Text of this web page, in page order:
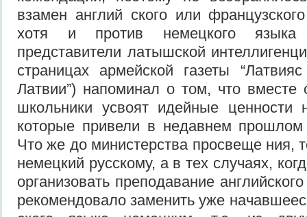
взамен англий ского или
хотя и против немецкого языка
представители латышской
страницах армейской газеты
Латвии”) напоминал о том, что
школьники усвоят идейные ценности
которые привели в недавнем
Что же до министерства просвеще ния,
немецкий русскому, а в тех случаях,
организовать преподавание
рекомендовало заменить уже